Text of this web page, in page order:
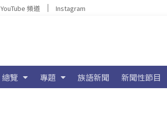
YouTube 頻道 Instagram
總覽 專題 族語新聞 新聞性節目